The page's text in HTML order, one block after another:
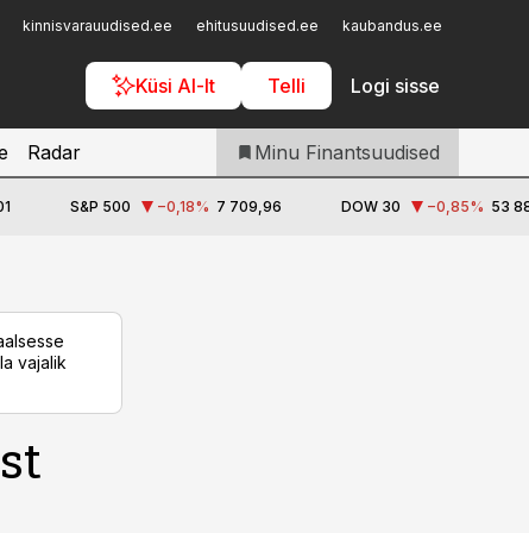
kinnisvarauudised.ee ehitusuudised.ee kaubandus.ee
Küsi AI-lt Telli Logi sisse
Iseteenindus
Telli Finantsuudised
Radar Minu Finantsuudised
S&P 500 −0,18% 7 709,96 DOW 30 −0,85% 53
vajalik